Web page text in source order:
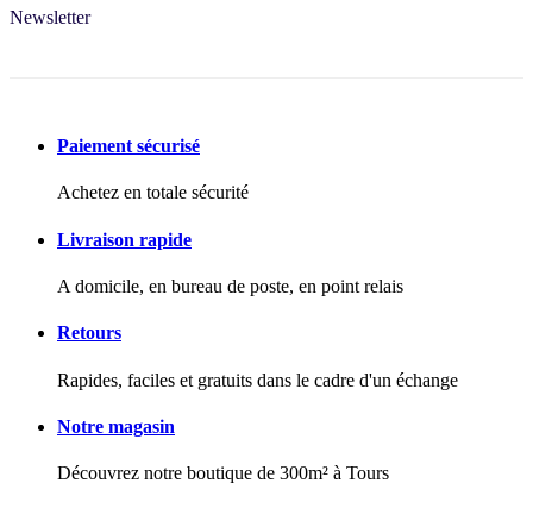
Newsletter
Paiement sécurisé
Achetez en totale sécurité
Livraison rapide
A domicile, en bureau de poste, en point relais
Retours
Rapides, faciles et gratuits dans le cadre d'un échange
Notre magasin
Découvrez notre boutique de 300m² à Tours